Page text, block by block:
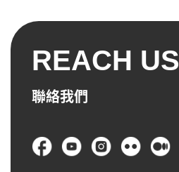
REACH US
聯絡我們
頁尾